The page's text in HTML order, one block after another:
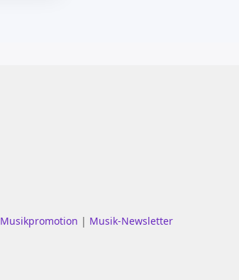
Musikpromotion | Musik-Newsletter